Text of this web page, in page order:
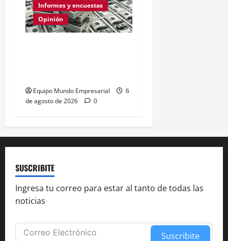
Informes y encuestas
Opinión
Equipo Mundo Empresarial
6
de agosto de 2026
0
SUSCRIBITE
Ingresa tu correo para estar al tanto de todas las
noticias
Suscribite